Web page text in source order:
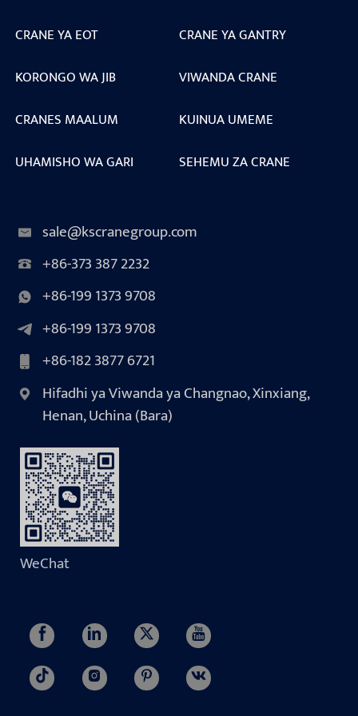
CRANE YA EOT
CRANE YA GANTRY
KORONGO WA JIB
VIWANDA CRANE
CRANES MAALUM
KUINUA UMEME
UHAMISHO WA GARI
SEHEMU ZA CRANE
sale@kscranegroup.com
+86-373 387 2232
+86-199 1373 9708
+86-199 1373 9708
+86-182 3877 6721
Hifadhi ya Viwanda ya Changnao, Xinxiang,
Henan, Uchina (Bara)
WeChat